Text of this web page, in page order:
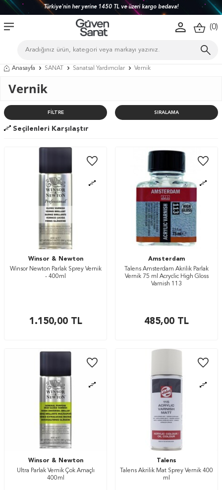
Türkiye'nin her yerine 1450 TL ve üzeri kargo bedava!
(0)
Anasayfa SANAT Sanatsal Yardımcılar Vernik
Vernik
FILTRE SIRALAMA
Seçilenleri Karşılaştır
Winsor & Newton
Winsor Newton Parlak Sprey Vernik
- 400ml
1.150,00TL
Amsterdam
Talens Amsterdam Akrilik Parlak
Vernik 75 ml Acryclic High Gloss
Varnish 113
485,00 TL
Winsor & Newton
Ultra Parlak Vernik Çok Amaçlı
400ml
Talens
Talens Akrilik Mat Sprey Vernik 400
ml